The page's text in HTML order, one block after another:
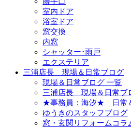
室内ドア
浴室ドア
窓交換
内窓
シャッター･雨戸
エクステリア
三浦店長 現場＆日常ブログ
現場＆日常ブログ 一覧
三浦店長 現場＆日常ブ
★事務員：海汐★ 日常
ゆうきのスタッフブログ
窓・玄関リフォームコラ